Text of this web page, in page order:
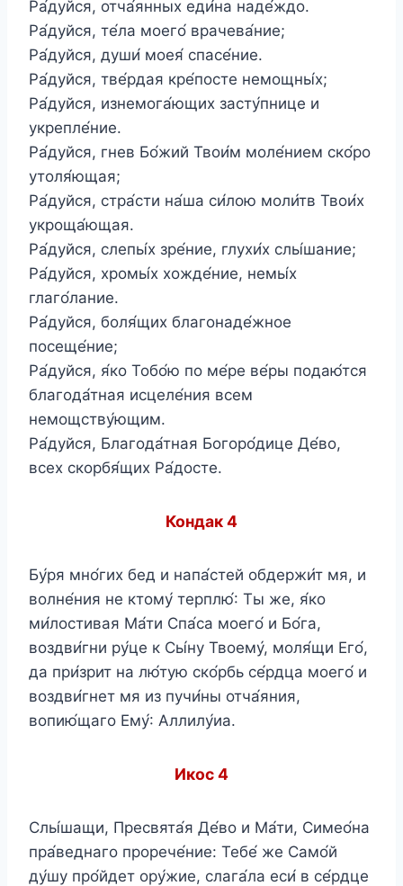
Ра́дуйся, отча́янных еди́на наде́ждо.
Ра́дуйся, те́ла моего́ врачева́ние;
Ра́дуйся, души́ моея́ спасе́ние.
Ра́дуйся, тве́рдая кре́посте немощны́х;
Ра́дуйся, изнемога́ющих засту́пнице и
укрепле́ние.
Ра́дуйся, гнев Бо́жий Твои́м моле́нием ско́ро
утоля́ющая;
Ра́дуйся, стра́сти на́ша си́лою моли́тв Твои́х
укроща́ющая.
Ра́дуйся, слепы́х зре́ние, глухи́х слы́шание;
Ра́дуйся, хромы́х хожде́ние, немы́х
глаго́лание.
Ра́дуйся, боля́щих благонаде́жное
посеще́ние;
Ра́дуйся, я́ко Тобо́ю по ме́ре ве́ры подаю́тся
благода́тная исцеле́ния всем
немощству́ющим.
Ра́дуйся, Благода́тная Богоро́дице Де́во,
всех скорбя́щих Ра́досте.
Кондак 4
Бу́ря мно́гих бед и напа́стей обдержи́т мя, и
волне́ния не ктому́ терплю́: Ты же, я́ко
ми́лостивая Ма́ти Спа́са моего́ и Бо́га,
воздви́гни ру́це к Сы́ну Твоему́, моля́щи Его́,
да при́зрит на лю́тую ско́рбь се́рдца моего́ и
воздви́гнет мя из пучи́ны отча́яния,
вопию́щаго Ему́: Аллилу́иа.
Икос 4
Слы́шащи, Пресвята́я Де́во и Ма́ти, Симео́на
пра́веднаго прорече́ние: Тебе́ же Само́й
ду́шу про́йдет ору́жие, слага́ла еси́ в се́рдце